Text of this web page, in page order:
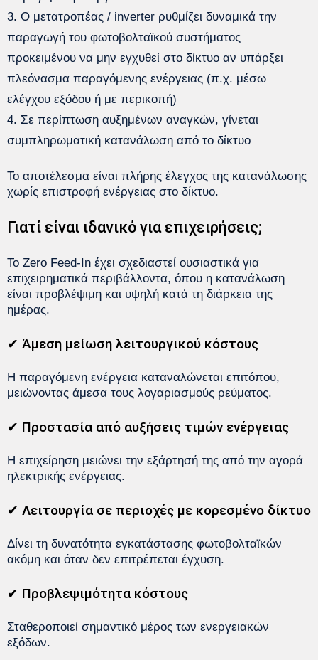
Ο μετατροπέας / inverter ρυθμίζει δυναμικά την
παραγωγή του φωτοβολταϊκού συστήματος
προκειμένου να μην εγχυθεί στο δίκτυο αν υπάρξει
πλεόνασμα παραγόμενης ενέργειας (π.χ. μέσω
ελέγχου εξόδου ή με περικοπή)
Σε περίπτωση αυξημένων αναγκών, γίνεται
συμπληρωματική κατανάλωση από το δίκτυο
Το αποτέλεσμα είναι πλήρης έλεγχος της κατανάλωσης
χωρίς επιστροφή ενέργειας στο δίκτυο.
Γιατί είναι ιδανικό για επιχειρήσεις;
Το Zero Feed-In έχει σχεδιαστεί ουσιαστικά για
επιχειρηματικά περιβάλλοντα, όπου η κατανάλωση
είναι προβλέψιμη και υψηλή κατά τη διάρκεια της
ημέρας.
✔ Άμεση μείωση λειτουργικού κόστους
Η παραγόμενη ενέργεια καταναλώνεται επιτόπου,
μειώνοντας άμεσα τους λογαριασμούς ρεύματος.
✔ Προστασία από αυξήσεις τιμών ενέργειας
Η επιχείρηση μειώνει την εξάρτησή της από την αγορά
ηλεκτρικής ενέργειας.
✔ Λειτουργία σε περιοχές με κορεσμένο δίκτυο
Δίνει τη δυνατότητα εγκατάστασης φωτοβολταϊκών
ακόμη και όταν δεν επιτρέπεται έγχυση.
✔ Προβλεψιμότητα κόστους
Σταθεροποιεί σημαντικό μέρος των ενεργειακών
εξόδων.